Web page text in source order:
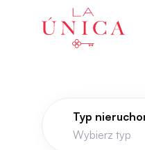
La Única
Typ